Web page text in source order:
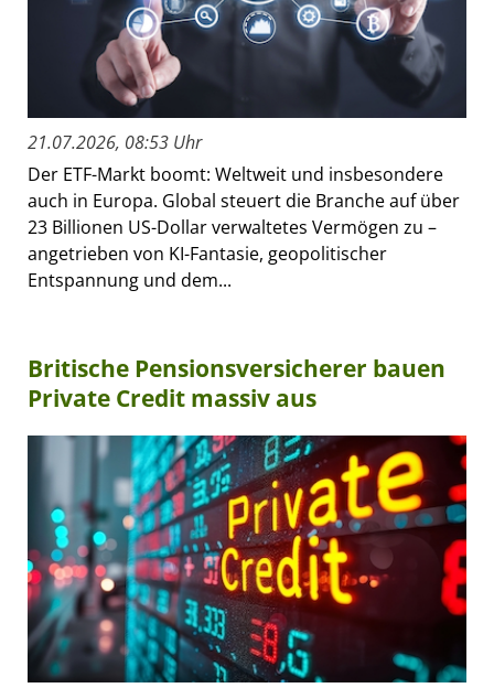
21.07.2026, 08:53 Uhr
Der ETF-Markt boomt: Weltweit und insbesondere
auch in Europa. Global steuert die Branche auf über
23 Billionen US-Dollar verwaltetes Vermögen zu –
angetrieben von KI-Fantasie, geopolitischer
Entspannung und dem...
Britische Pensionsversicherer bauen
Private Credit massiv aus